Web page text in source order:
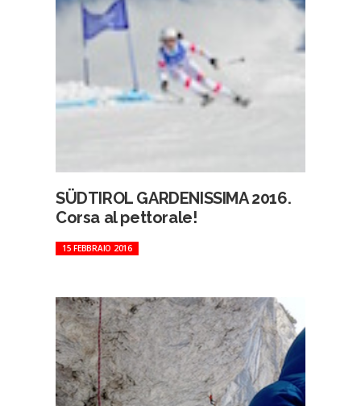
SÜDTIROL GARDENISSIMA 2016.
Corsa al pettorale!
15 FEBBRAIO 2016